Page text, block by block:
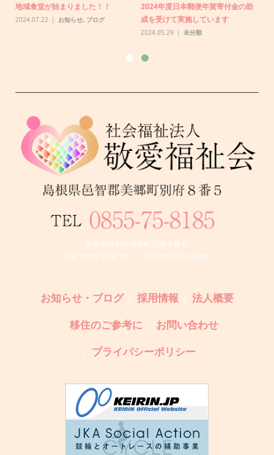
地域食堂が始まりました！！
2024.07.22 お知らせ, ブログ
2024年度日本郵便年賀寄付金の助
成を受けて実施しています
2024.05.29 未分類
島根県邑智郡美郷町別府８番５
TEL 0855-75-8185 / FAX 0855-75-1600
お知らせ・ブログ 採用情報
法人概要
移住のご参考に
お問い合わせ
プライバシーポリシー